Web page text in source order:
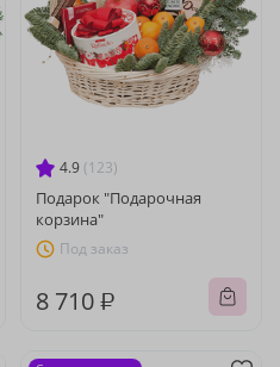
4.9 (123)
Подарок "Подарочная
корзина"
Под заказ
8 710 ₽